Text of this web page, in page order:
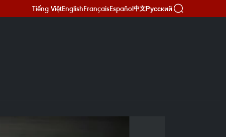
Tiếng ViệtEnglishFrançaisEspañol中文Русский